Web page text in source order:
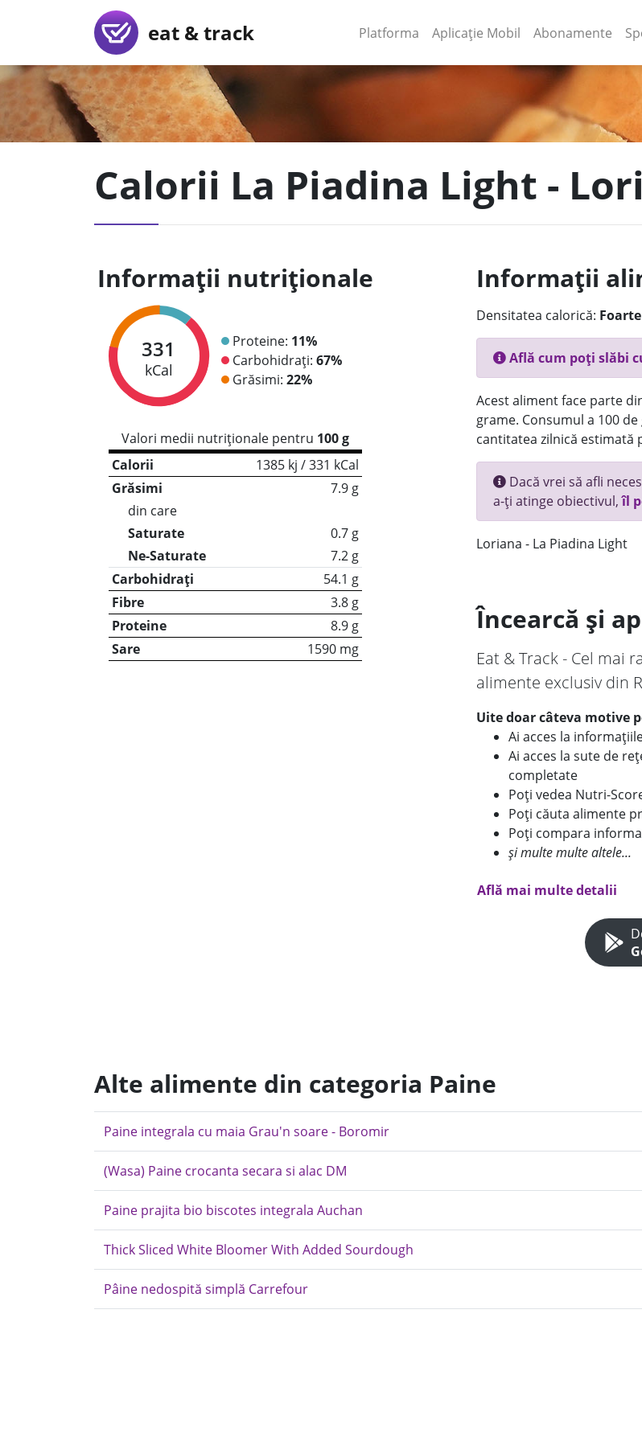
eat & track Platforma (current)
Aplicație Mobil (current)
Abonamente
Calorii La Piadina Light -
Informații nutriționale
331
kCal
Proteine: 11%
Carbohidrați: 67%
Grăsimi: 22%
Valori medii nutriționale pentru 100 g
Calorii
1385 kj / 331 kCal
Grăsimi
7.9 g
din care
Saturate
0.7 g
Ne-Saturate
7.2 g
Carbohidrați
54.1 g
Fibre
3.8 g
Proteine
8.9 g
Sare
1590 mg
Informații
Densitatea calorică:
Află cum poți slăbi
Acest aliment face parte
grame. Consumul a 100
cantitatea zilnică estimată
Dacă vrei să afli
a-ți atinge obiectivul,îl
Loriana - La Piadina Light
Încearcă și
Eat & Track - Cel mai
alimente exclusiv din
Uite doar câteva motive
Ai acces la
Ai acces la sute de
completate
Poți vedea Nutri-
Poți căuta alimente
Poți compara
și multe multe altele...
Află mai multe detalii
Alte alimente din categoria Paine
Paine integrala cu maia Grau'n soare - Boromir
(Wasa) Paine crocanta secara si alac DM
Paine prajita bio biscotes integrala Auchan
Thick Sliced White Bloomer With Added Sourdough
Pâine nedospită simplă Carrefour